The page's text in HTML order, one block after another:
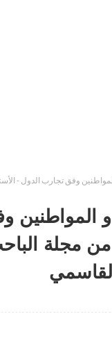
و
الأستاذ عبلا ابريكن -